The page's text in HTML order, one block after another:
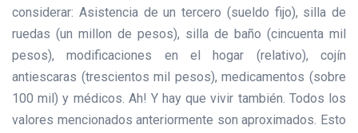
considerar: Asistencia de un tercero (sueldo fijo), silla de
ruedas (un millon de pesos), silla de baño (cincuenta mil
pesos), modificaciones en el hogar (relativo), cojín
antiescaras (trescientos mil pesos), medicamentos (sobre
100 mil) y médicos. Ah! Y hay que vivir también. Todos los
valores mencionados anteriormente son aproximados. Esto